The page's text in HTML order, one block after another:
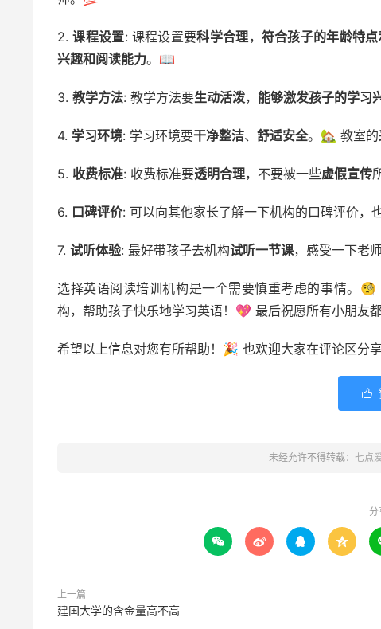
2.课程设置: 课程设置要科学合理， 符合孩子的年龄特
兴趣和阅读能力。📖
3. 教学方法: 教学方法要生动活泼， 能够激发孩子的学习
4. 学习环境: 学习环境要干净整洁、 舒适安全。🏡 教室的
5. 收费标准: 收费标准要透明合理，不要被一些虚假宣传
6. 口碑评价: 可以向其他家长了解一下机构的口碑评价，
7. 试听体验: 最好带孩子去机构试听一节课，感受一下老
选择英语阅读培训机构是一个需要慎重考虑的事情。
构，帮助孩子快乐地学习英语！💖 最后祝愿所有小朋友
希望以上信息对您有所帮助！🎉 也欢迎大家在评论区分

未经允许不得转载： 七点
分
   
上一篇
建国大学的含金量高不高